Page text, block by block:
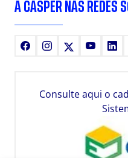
A CÁSPER NAS REDES
FacebookInstagram Youtube
Consulte aqui o